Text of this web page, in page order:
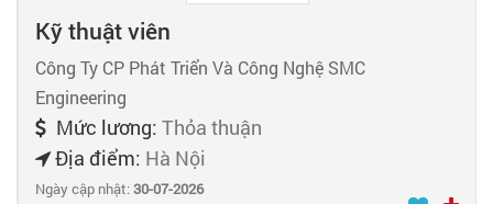
Kỹ thuật viên
Công Ty CP Phát Triển Và Công Nghệ SMC
Engineering
Mức lương: Thỏa thuận
Địa điểm: Hà Nội
Ngày cập nhật:30-07-2026